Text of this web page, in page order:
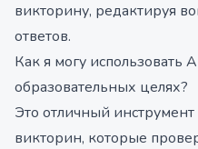
викторину, редактируя
ответов.
Как я могу использовать
образовательных целях?
Это отличный инструмент
викторин, которые